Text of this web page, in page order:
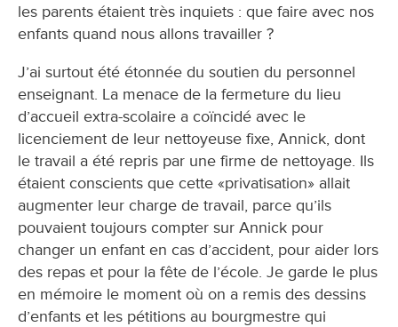
les parents étaient très inquiets : que faire avec nos
enfants quand nous allons travailler ?
J’ai surtout été étonnée du soutien du personnel
enseignant. La menace de la fermeture du lieu
d’accueil extra-scolaire a coïncidé avec le
licenciement de leur nettoyeuse fixe, Annick, dont
le travail a été repris par une firme de nettoyage. Ils
étaient conscients que cette «privatisation» allait
augmenter leur charge de travail, parce qu’ils
pouvaient toujours compter sur Annick pour
changer un enfant en cas d’accident, pour aider lors
des repas et pour la fête de l’école. Je garde le plus
en mémoire le moment où on a remis des dessins
d’enfants et les pétitions au bourgmestre qui